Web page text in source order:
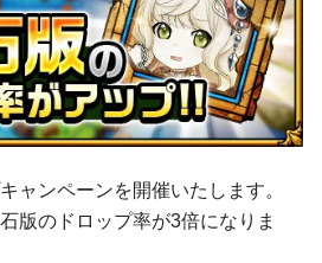
ャンペーンを開催いたします。
版のドロップ率が3倍になりま